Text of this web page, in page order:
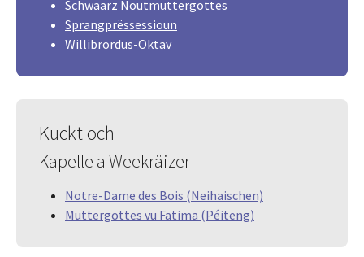
Schwaarz Noutmuttergottes
Sprangprëssessioun
Willibrordus-Oktav
Kuckt och
Kapelle a Weekräizer
Notre-Dame des Bois (Neihaischen)
Muttergottes vu Fatima (Péiteng)